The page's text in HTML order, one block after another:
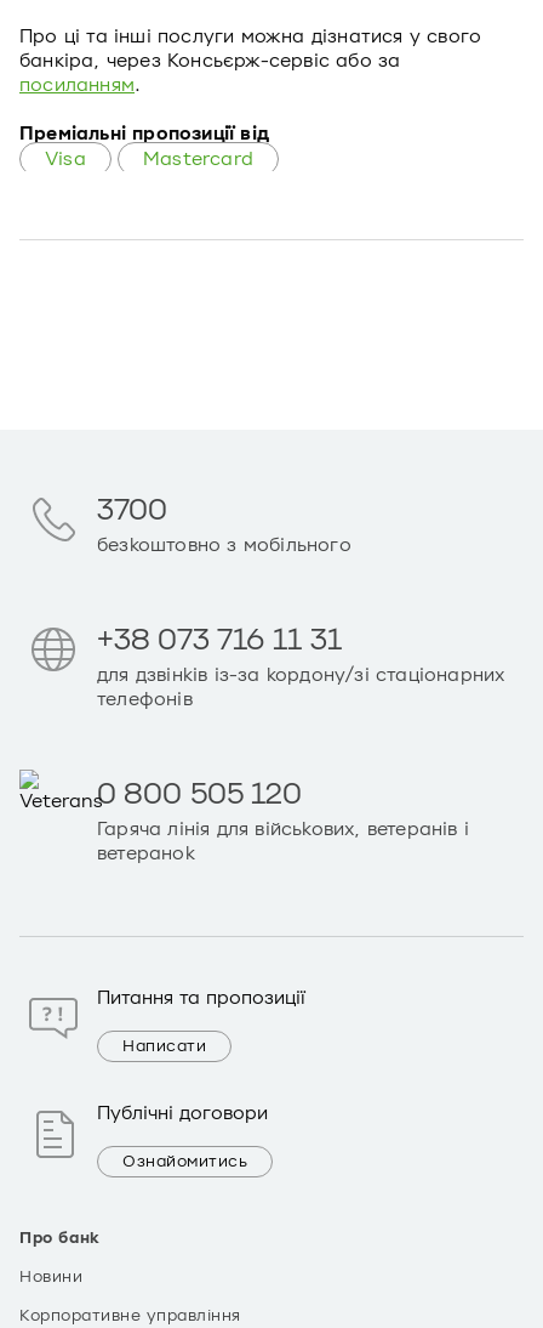
Про ці та інші послуги можна дізнатися у свого
банкіра, через Консьєрж-сервіс або за
посиланням.
Преміальні пропозиції від
Visa
Mastercard
Про банк
Новини
Корпоративне управління
3700
безкоштовно з мобільного
+38 073 716 11 31
для дзвінків із-за кордону/зі стаціонарних
телефонів
0 800 505 120
Гаряча лінія для військових, ветеранів і
ветеранок
Питання та пропозиції
Написати
Публічні договори
Ознайомитись